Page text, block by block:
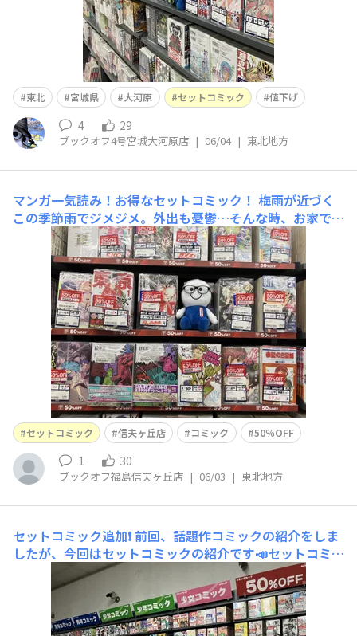
東北 宮城県 大河原 セットコミック 値下げ
4 29
ブックオフ4号宮城大河原店 | 06/04 | 東北地方
マンガ一気読み！お得なセットコミック！ 梅雨が近づく
この季節雨でジメジメ。外出も憂鬱…そんな時、お家でマ
ンガを楽しむのはいかがでしょうか？当店ではセットコミ
ックを販売中です。定番マンガや話題作まで様々なセット
コミックを取り揃えております！また、セットコミックが
表示されているお値段より50%OFFでご購入頂けるお得な
売り場を常時設置しており
セットコミック 信夫ヶ丘店 コミック 50％OFF
1 30
ブックオフ福島信夫ヶ丘店 | 06/03 | 東北地方
セットコミック追加❗️前回、話題作コミックの紹介をしま
したが、今回はセットコミックの紹介です📣セットコミッ
ク複数追加しました❗️「その着せ替え人形は恋をする」
「仮面ライダーSPIRITS」「新 仮面ライダーSPIRITS」
「推しの子」「ゴルゴ13」文庫版170巻セットなど人気タ
イトルもいくつかございますので是非ご覧くださ